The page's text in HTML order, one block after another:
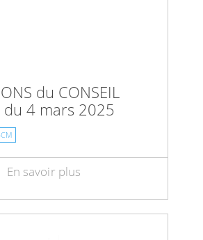
du CONSEIL
du 4 mars 2025
En savoir plus